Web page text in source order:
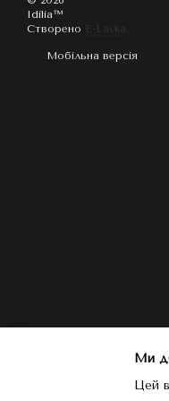
Idilia™️
Створено E-Lavka
Мобільна версія
Ми
Цей